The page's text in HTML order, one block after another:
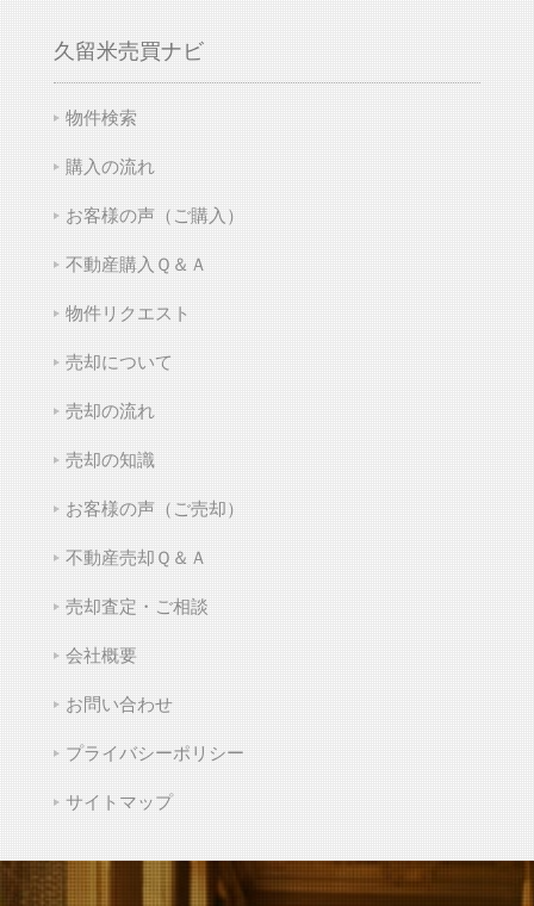
久留米売買ナビ
物件検索
購入の流れ
お客様の声（ご購入）
不動産購入Ｑ＆Ａ
物件リクエスト
売却について
売却の流れ
売却の知識
お客様の声（ご売却）
不動産売却Ｑ＆Ａ
売却査定・ご相談
会社概要
お問い合わせ
プライバシーポリシー
サイトマップ